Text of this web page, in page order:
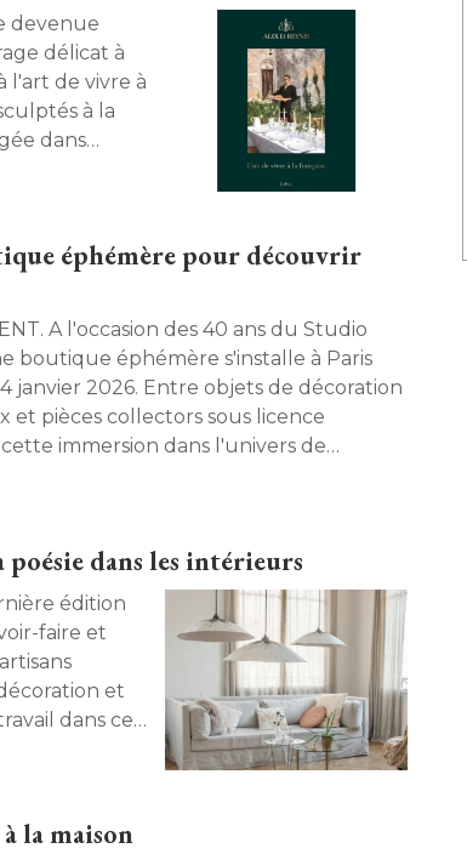
délicat à
l'art de vivre à
à la
dans
éphémère pour découvrir
ans du Studio
boutique éphémère s'installe à Paris
janvier 2026. Entre objets de décoration
et pièces collectors sous licence
immersion dans l'univers de
dans les intérieurs
faire et
et
dans cet
la maison